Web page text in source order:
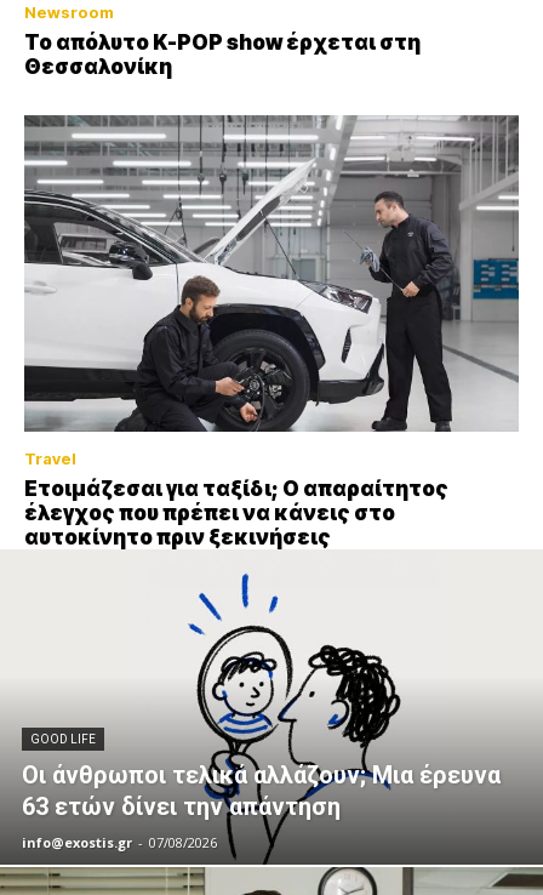
Newsroom
Το απόλυτο K-POP show έρχεται στη
Θεσσαλονίκη
Travel
Ετοιμάζεσαι για ταξίδι; Ο απαραίτητος
έλεγχος που πρέπει να κάνεις στο
αυτοκίνητο πριν ξεκινήσεις
GOOD LIFE
Οι άνθρωποι τελικά αλλάζουν; Μια έρευνα
63 ετών δίνει την απάντηση
info@exostis.gr - 07/08/2026